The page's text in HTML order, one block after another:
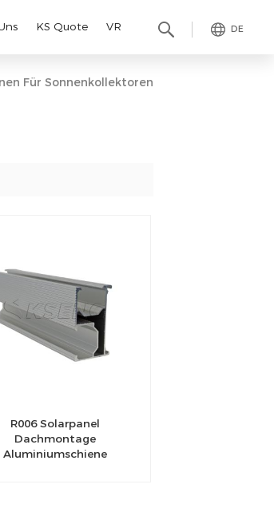
DE
KS Quote VR
Für Sonnenkollektoren
R006 Solarpanel
Dachmontage
Aluminiumschiene